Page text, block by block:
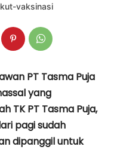
vaksinasi
PT Tasma Puja
yang
TK PT Tasma Puja,
pagi sudah
dipanggil untuk